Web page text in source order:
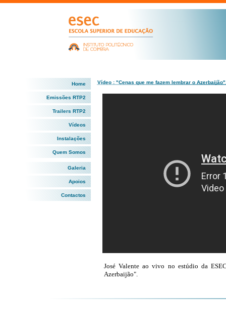
Home
Emissões RTP2
Trailers RTP2
Vídeos
Instalações
Quem Somos
Galeria
Apoios
Contactos
Vídeo : "Cenas que me fazem lembrar o
José Valente ao vivo no estúdio da
Azerbaijão".